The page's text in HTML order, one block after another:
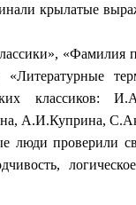
крылатые
«Фамилия
«Литературные
классиков:
А.И.Куприна,
люди проверили